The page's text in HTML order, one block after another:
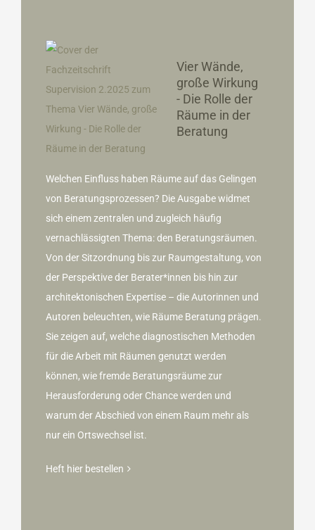
Vier Wände,
große Wirkung
- Die Rolle der
Räume in der
Beratung
Welchen Einfluss haben Räume auf das Gelingen
von Beratungsprozessen? Die Ausgabe widmet
sich einem zentralen und zugleich häufig
vernachlässigten Thema: den Beratungsräumen.
Von der Sitzordnung bis zur Raumgestaltung, von
der Perspektive der Berater*innen bis hin zur
architektonischen Expertise – die Autorinnen und
Autoren beleuchten, wie Räume Beratung prägen.
Sie zeigen auf, welche diagnostischen Methoden
für die Arbeit mit Räumen genutzt werden
können, wie fremde Beratungsräume zur
Herausforderung oder Chance werden und
warum der Abschied von einem Raum mehr als
nur ein Ortswechsel ist.
Heft hier bestellen